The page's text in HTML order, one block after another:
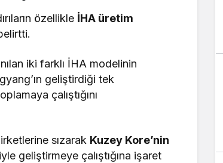
özellikle İHA üretim
iki farklı İHA modelinin
geliştirdiği tek
çalıştığını
sızarak Kuzey Kore’nin
geliştirmeye çalıştığına işaret